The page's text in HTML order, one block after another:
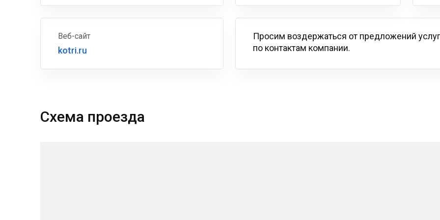
Веб-сайт
kotri.ru
Просим воздержаться от предложений
по контактам компании.
Схема проезда